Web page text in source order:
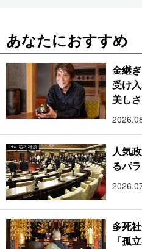
あなたにおすすめ
金継
受け
美し
樹
人気
るパ
多死
「孤